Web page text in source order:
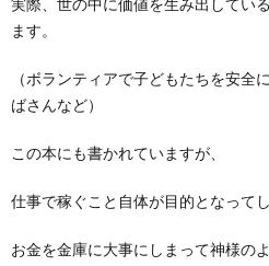
ます。
（ボランティアで子どもたちを安全
ばさんなど）
この本にも書かれていますが、
仕事で稼ぐこと自体が目的となってし
お金を金庫に大事にしまって神様の